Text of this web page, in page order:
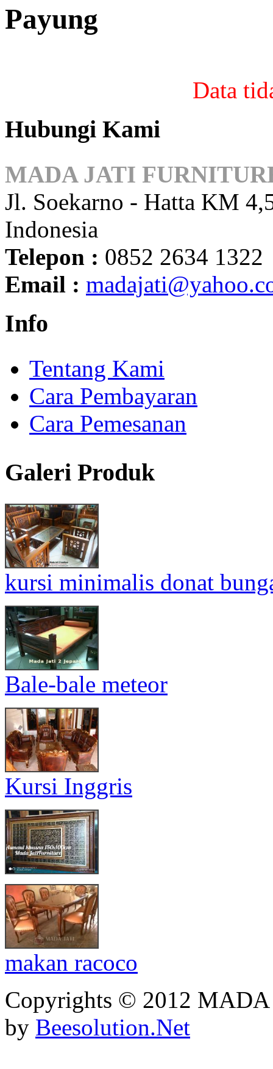
Payung
Data
Hubungi Kami
MADA JATI
Jl. Soekarno - Hatta KM
Indonesia
Telepon : 0852 2634 1322
Email :
Info
Tentang Kami
Cara Pembayaran
Cara Pemesanan
Galeri Produk
kursi minimalis donat
Bale-bale meteor
Kursi Inggris
makan racoco
Copyrights © 2012
by Beesolution.Net